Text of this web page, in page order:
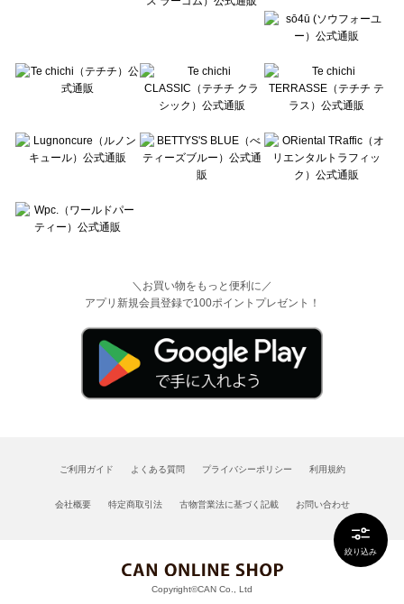
絞り込み
＼お買い物をもっと便利に／
アプリ新規会員登録で100ポイントプレゼント！
ご利用ガイド よくある質問 プライバシーポリシー 利用規約
会社概要 特定商取引法 古物営業法に基づく記載 お問い合わせ
Copyright©CAN Co., Ltd